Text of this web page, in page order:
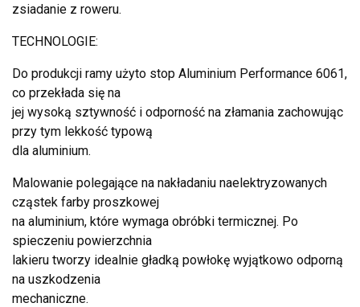
zsiadanie z roweru.
TECHNOLOGIE:
Do produkcji ramy użyto stop Aluminium Performance 6061,
co przekłada się na
jej wysoką sztywność i odporność na złamania zachowując
przy tym lekkość typową
dla aluminium.
Malowanie polegające na nakładaniu naelektryzowanych
cząstek farby proszkowej
na aluminium, które wymaga obróbki termicznej. Po
spieczeniu powierzchnia
lakieru tworzy idealnie gładką powłokę wyjątkowo odporną
na uszkodzenia
mechaniczne.